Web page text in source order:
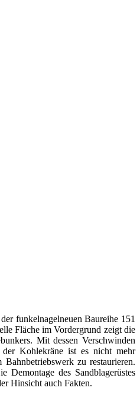
funkelnagelneuen Baureihe 151
Fläche im Vordergrund zeigt die
Mit dessen Verschwinden
Kohlekräne ist es nicht mehr
zu restaurieren.
Demontage des Sandblagerüstes
Hinsicht auch Fakten.